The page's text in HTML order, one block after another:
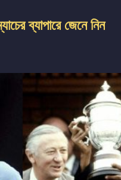
ব্যাপারে জেনে নিন